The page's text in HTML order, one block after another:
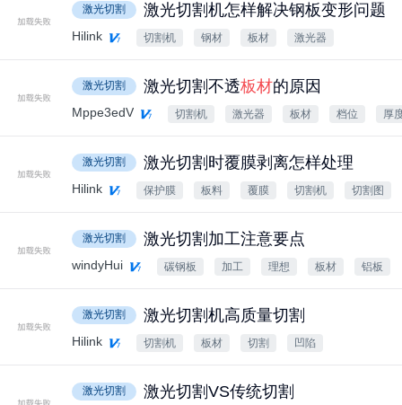
激光切割 激光切割机怎样解决钢板变形问题
Hilink 切割机 钢材 板材 激光器
激光切割 激光切割不透板材的原因
Mppe3edV 切割机 激光器 板材 档位 厚
激光切割 激光切割时覆膜剥离怎样处理
Hilink 保护膜 板料 覆膜 切割机 切割图
激光切割 激光切割加工注意要点
windyHui 碳钢板 加工 理想 板材 铝板
激光切割 激光切割机高质量切割
Hilink 切割机 板材 切割 凹陷
激光切割 激光切割VS传统切割